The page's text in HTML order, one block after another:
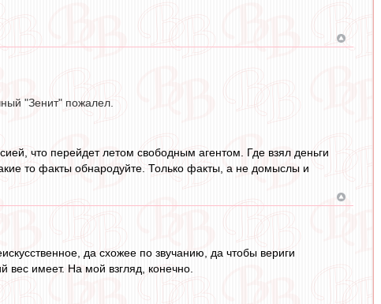
"Зенит" пожалел.
что перейдет летом свободным агентом. Где взял деньги
то факты обнародуйте. Только факты, а не домыслы и
да схожее по звучанию, да чтобы вериги
вес имеет. На мой взгляд, конечно.